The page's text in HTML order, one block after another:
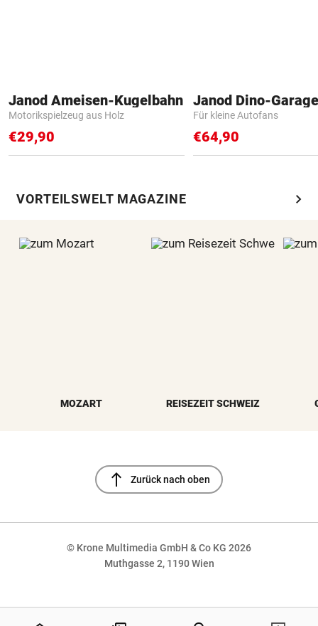
Janod Ameisen-Kugelbahn
Motorikspielzeug aus Holz
€29,90
Janod Dino-Garage
Für kleine Autofans
€64,90
VORTEILSWELT MAGAZINE chevron_right
MOZART REISEZEIT SCHWEIZ
north Zurück nach oben
© Krone Multimedia GmbH & Co KG 2026
Muthgasse 2, 1190 Wien
NaN%